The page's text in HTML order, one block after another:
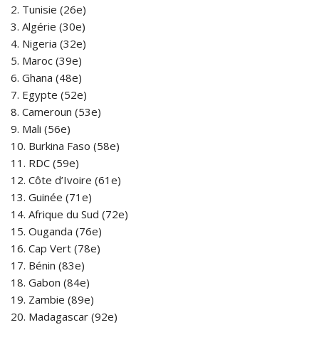
2. Tunisie (26e)
3. Algérie (30e)
4. Nigeria (32e)
5. Maroc (39e)
6. Ghana (48e)
7. Egypte (52e)
8. Cameroun (53e)
9. Mali (56e)
10. Burkina Faso (58e)
11. RDC (59e)
12. Côte d’Ivoire (61e)
13. Guinée (71e)
14. Afrique du Sud (72e)
15. Ouganda (76e)
16. Cap Vert (78e)
17. Bénin (83e)
18. Gabon (84e)
19. Zambie (89e)
20. Madagascar (92e)